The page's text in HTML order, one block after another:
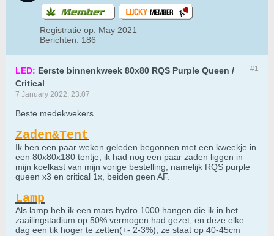
Registratie op: May 2021
Berichten: 186
#1
LED: Eerste binnenkweek 80x80 RQS Purple Queen /
Critical
7 January 2022, 23:07
Beste medekwekers
Zaden&Tent
Ik ben een paar weken geleden begonnen met een kweekje in
een 80x80x180 tentje, ik had nog een paar zaden liggen in
mijn koelkast van mijn vorige bestelling, namelijk RQS purple
queen x3 en critical 1x, beiden geen AF.
Lamp
Als lamp heb ik een mars hydro 1000 hangen die ik in het
zaailingstadium op 50% vermogen had gezet, en deze elke
dag een tik hoger te zetten(+- 2-3%), ze staat op 40-45cm